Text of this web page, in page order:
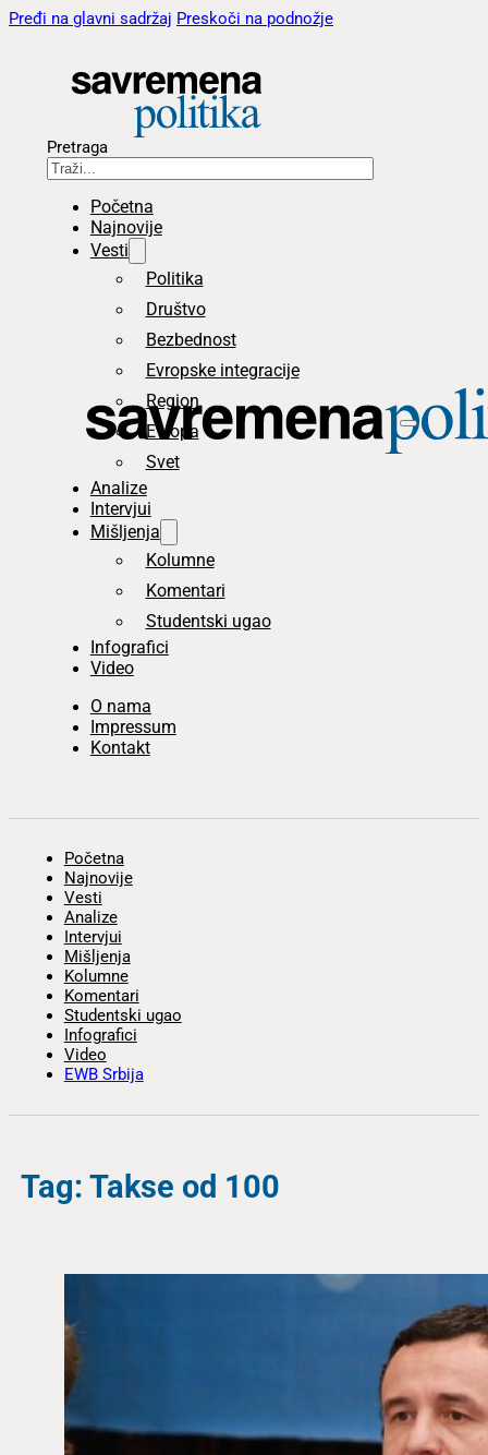
Pređi na glavni sadržaj Preskoči na podnožje
Pretraga
Početna
Najnovije
Vesti
Politika
Društvo
Bezbednost
Evropske integracije
Region
Evropa
Svet
Analize
Intervjui
Mišljenja
Kolumne
Komentari
Studentski ugao
Infografici
Video
O nama
Impressum
Kontakt
Početna
Najnovije
Vesti
Analize
Intervjui
Mišljenja
Kolumne
Komentari
Studentski ugao
Infografici
Video
EWB Srbija
Tag: Takse od 100